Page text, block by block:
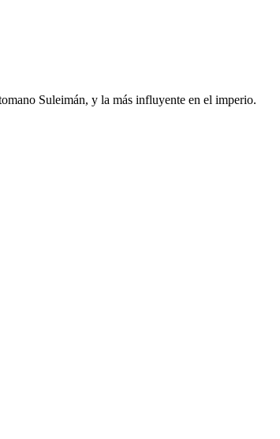
Suleimán, y la más influyente en el imperio.